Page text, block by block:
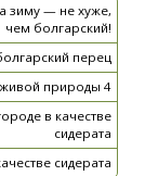
зиму — не хуже,
чем болгарский!
перец
природы 4
в качестве
сидерата
сидерата